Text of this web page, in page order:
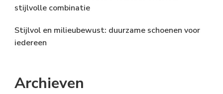
stijlvolle combinatie
Stijlvol en milieubewust: duurzame schoenen voor
iedereen
Archieven